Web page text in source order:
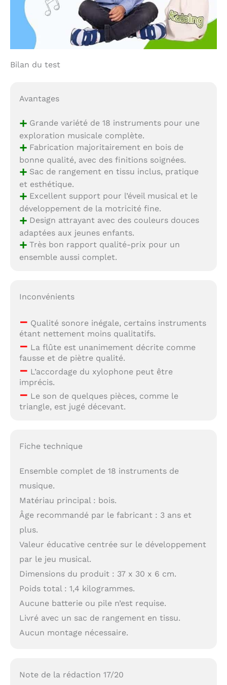
Bilan du test
Avantages
+Grande variété de 18 instruments pour une
exploration musicale complète.
+Fabrication majoritairement en bois de
bonne qualité, avec des finitions soignées.
+Sac de rangement en tissu inclus, pratique
et esthétique.
+Excellent support pour l’éveil musical et le
développement de la motricité fine.
+Design attrayant avec des couleurs douces
adaptées aux jeunes enfants.
+Très bon rapport qualité-prix pour un
ensemble aussi complet.
Inconvénients
– Qualité sonore inégale, certains instruments
étant nettement moins qualitatifs.
– La flûte est unanimement décrite comme
fausse et de piètre qualité.
– L’accordage du xylophone peut être
imprécis.
– Le son de quelques pièces, comme le
triangle, est jugé décevant.
Fiche technique
Ensemble complet de 18 instruments de
musique.
Matériau principal : bois.
Âge recommandé par le fabricant : 3 ans et
plus.
Valeur éducative centrée sur le développement
par le jeu musical.
Dimensions du produit : 37 x 30 x 6 cm.
Poids total : 1,4 kilogrammes.
Aucune batterie ou pile n’est requise.
Livré avec un sac de rangement en tissu.
Aucun montage nécessaire.
Note de la rédaction 17/20